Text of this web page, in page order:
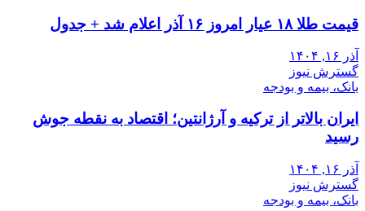
قیمت طلا ۱۸ عیار امروز ۱۶ آذر اعلام شد + جدول
آذر ۱۶, ۱۴۰۴
گسترش نیوز
بانک، بیمه و بودجه
ایران بالاتر از ترکیه و آرژانتین؛ اقتصاد به نقطه جوش
رسید
آذر ۱۶, ۱۴۰۴
گسترش نیوز
بانک، بیمه و بودجه